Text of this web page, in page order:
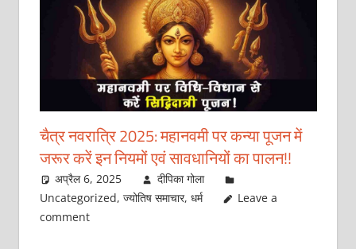
चैत्र नवरात्रि 2025: महानवमी पर कन्या पूजन में
जरूर करें इन नियमों एवं सावधानियों का पालन!!
अप्रैल 6, 2025
दीपिका गोला
Uncategorized, ज्योतिष समाचार, धर्म
Leave a
comment